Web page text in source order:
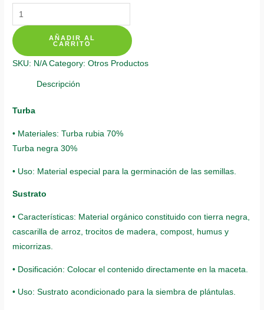
Sustratos
Para
Leucaena
quantity
AÑADIR AL
CARRITO
SKU: N/A Category:Otros Productos
Descripción
Turba
• Materiales: Turba rubia 70%
Turba negra 30%
• Uso: Material especial para la germinación de las semillas.
Sustrato
• Características: Material orgánico constituido con tierra negra,
cascarilla de arroz, trocitos de madera, compost, humus y
micorrizas.
• Dosificación: Colocar el contenido directamente en la maceta.
• Uso: Sustrato acondicionado para la siembra de plántulas.